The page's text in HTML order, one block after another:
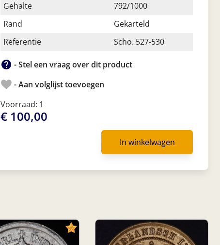
Gehalte
792/1000
Rand
Gekarteld
Referentie
Scho. 527-530
- Stel een vraag over dit product
- Aan volglijst toevoegen
Voorraad: 1
€ 100,00
In winkelwagen